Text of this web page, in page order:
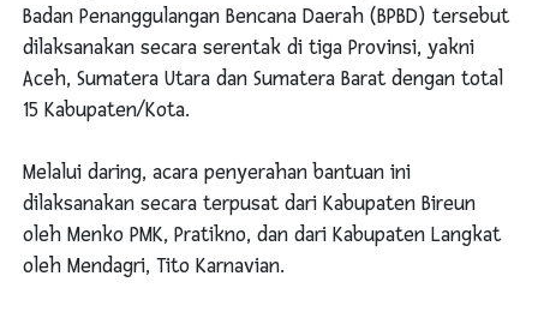
Badan Penanggulangan Bencana Daerah (BPBD) tersebut
dilaksanakan secara serentak di tiga Provinsi, yakni
Aceh, Sumatera Utara dan Sumatera Barat dengan total
15 Kabupaten/Kota.
Melalui daring, acara penyerahan bantuan ini
dilaksanakan secara terpusat dari Kabupaten Bireun
oleh Menko PMK, Pratikno, dan dari Kabupaten Langkat
oleh Mendagri, Tito Karnavian.